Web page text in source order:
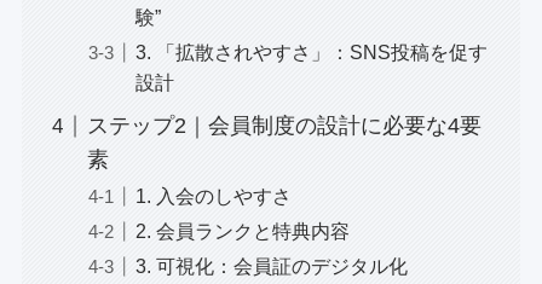
験”
3. 「拡散されやすさ」：SNS投稿を促す
設計
ステップ2｜会員制度の設計に必要な4要
素
1. 入会のしやすさ
2. 会員ランクと特典内容
3. 可視化：会員証のデジタル化